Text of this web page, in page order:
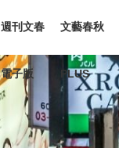
週刊文春
電子版
文藝春秋
PLUS